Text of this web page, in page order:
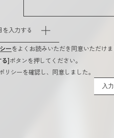
を入力する
ーをよくお読みいただき同意いただけ
]ボタンを押してください。
リシーを確認し、同意しました。